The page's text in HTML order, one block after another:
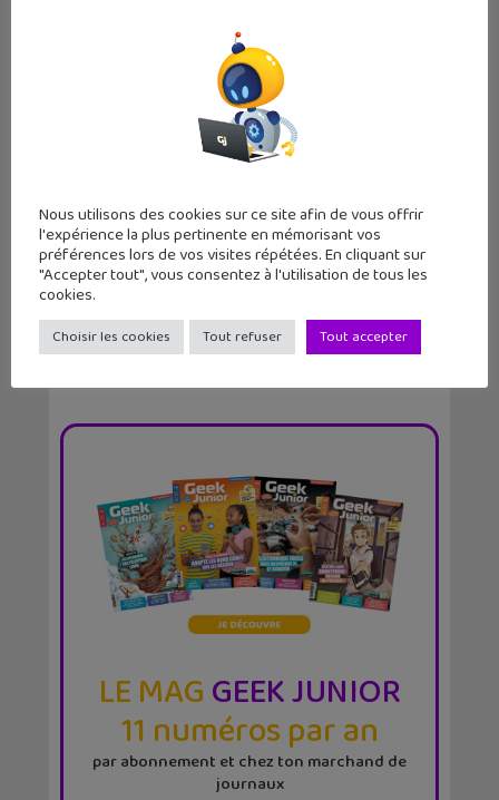
Une première mise à jour pour Prince
of Persia The...
LE MAGGEEK JUNIOR
11 numéros par an
par abonnement et chez ton marchand de
journaux
Nous utilisons des cookies sur ce site afin de vous offrir
l'expérience la plus pertinente en mémorisant vos
préférences lors de vos visites répétées. En cliquant sur
"Accepter tout", vous consentez à l'utilisation de tous les
cookies.
Choisir les cookies Tout refuser Tout accepter